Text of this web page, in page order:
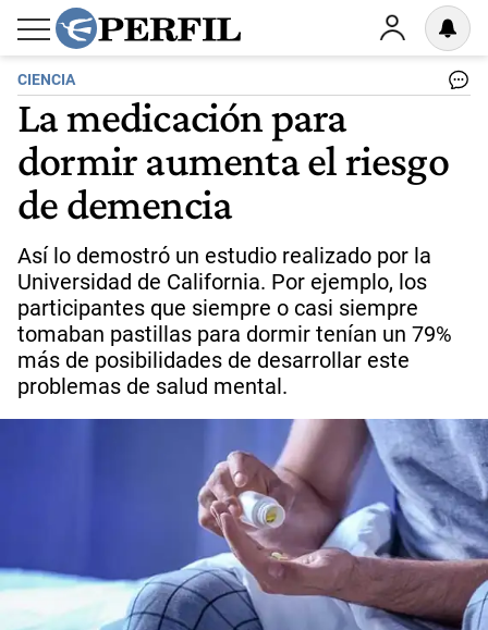
CIENCIA
La medicación para
dormir aumenta el riesgo
de demencia
Así lo demostró un estudio realizado por la
Universidad de California. Por ejemplo, los
participantes que siempre o casi siempre
tomaban pastillas para dormir tenían un 79%
más de posibilidades de desarrollar este
problemas de salud mental.